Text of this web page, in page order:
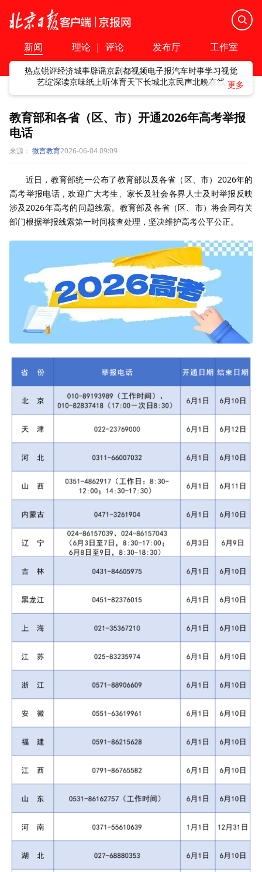
新闻 理论 | 评论 发布厅 工作室
热点锐评经济城事辟谣京剧都视频电子报汽车时事学习视觉
艺绽深读京味纸上听体育天下长城北京民声北晚在线
教育部和各省（区、市）开通2026年高考举报
电话
来源： 微言教育2026-06-04 09:09
近日，教育部统一公布了教育部以及各省（区、市）2026年的
高考举报电话，欢迎广大考生、家长及社会各界人士及时举报反映
涉及2026年高考的问题线索。教育部及各省（区、市）将会同有关
部门根据举报线索第一时间核查处理，坚决维护高考公平公正。